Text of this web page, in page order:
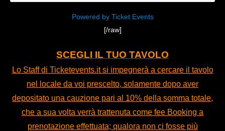
left
blank
Powered by Ticket Events
[/raw]
SCEGLI IL TUO TAVOLO
Lo Staff di Ticketevents.it si impegnerà a cercare il tavolo
nel locale da voi prescelto, solamente dopo aver
depositato una cauzione pari al 10% della somma totale,
che a sua volta verrà trattenuta come fee Booking a
prenotazione effettuata; qualora non ci fosse più